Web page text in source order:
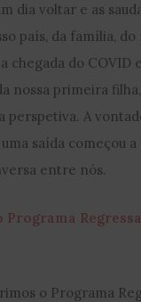
dia voltar e as
país, da família, do
chegada do COVID e
nossa primeira filha,
perspetiva. A
saída começou a
entre nós.
Programa
o Programa